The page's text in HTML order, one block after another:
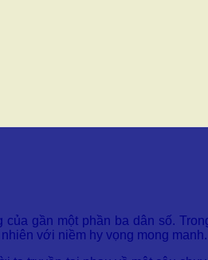
gần một phần ba dân số.
với niềm hy vọng mong manh.